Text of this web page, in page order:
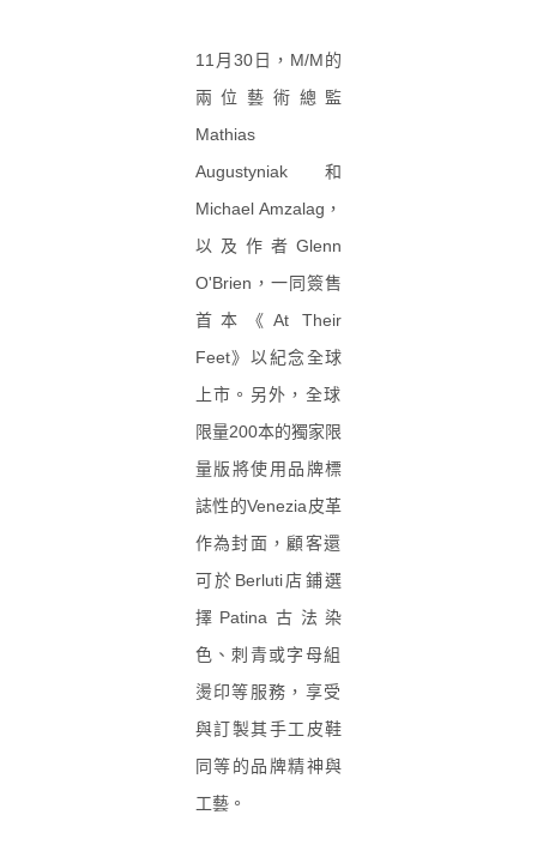
11月30日，M/M的
兩位藝術總監
Mathias
Augustyniak和
Michael Amzalag，
以及作者Glenn
O'Brien，一同簽售
首本《At Their
Feet》以紀念全球
上市。另外， 全球
限量200本的獨家限
量版將使用品牌標
誌性的Venezia皮革
作為封面， 顧客還
可於Berluti店鋪選
擇Patina古法染
色、刺青或字母組
燙印等服務， 享受
與訂製其手工皮鞋
同等的品牌精神與
工藝。